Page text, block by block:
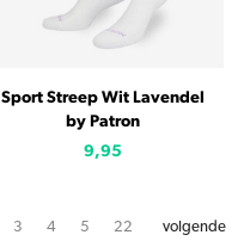
Sport Streep Wit Lavendel
by Patron
9,95
3 4 5 22 volgende